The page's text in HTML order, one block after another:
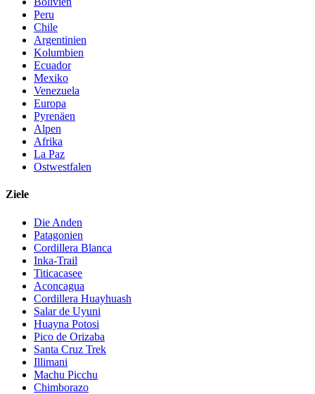
Peru
Chile
Argentinien
Kolumbien
Ecuador
Mexiko
Venezuela
Europa
Pyrenäen
Alpen
Afrika
La Paz
Ostwestfalen
Ziele
Die Anden
Patagonien
Cordillera Blanca
Inka-Trail
Titicacasee
Aconcagua
Cordillera Huayhuash
Salar de Uyuni
Huayna Potosi
Pico de Orizaba
Santa Cruz Trek
Illimani
Machu Picchu
Chimborazo